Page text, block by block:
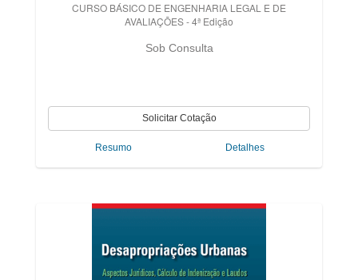
CURSO BÁSICO DE ENGENHARIA LEGAL E DE
AVALIAÇÕES - 4ª Edição
Sob Consulta
Resumo Detalhes